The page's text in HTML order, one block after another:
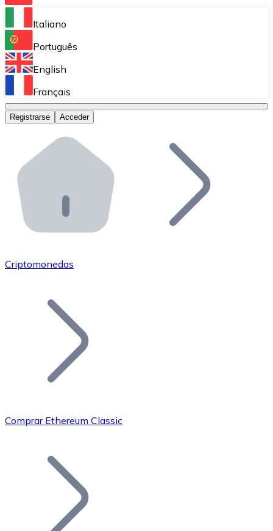
Bitnovo Ramp
Integra nuestra solución en tu plataforma.
Bitnovo Giftcards
Bitnovo OTC
Bitnovo ATM
Integra un ATM Bitnovo en tu negocio y permite que
Bitnovo API
Integra nuestra API en tu ecosistema.
Únete a nuestra red de distribuidores.
Añade tu proyecto a nuestro ecosistema.
Bitcoin
Italiano
Português
English
Français
Registrarse Acceder
Criptomonedas
Comprar Ethereum Classic